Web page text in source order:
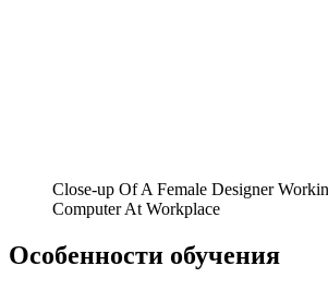
Close-up Of A Female Designer
Computer At Workplace
Особенности обучения